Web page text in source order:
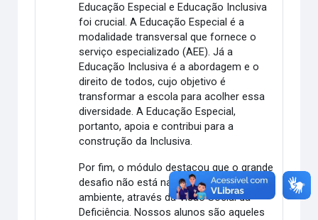
Educação Especial e Educação Inclusiva
foi crucial. A Educação Especial é a
modalidade transversal que fornece o
serviço especializado (AEE). Já a
Educação Inclusiva é a abordagem e o
direito de todos, cujo objetivo é
transformar a escola para acolher essa
diversidade. A Educação Especial,
portanto, apoia e contribui para a
construção da Inclusiva.
Por fim, o módulo destacou que o grande
desafio não está na pessoa, mas no
ambiente, através da Visão Social da
Deficiência. Nossos alunos são aqueles